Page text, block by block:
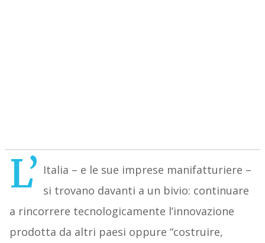
L’ Italia – e le sue imprese manifatturiere –
si trovano davanti a un bivio: continuare
a rincorrere tecnologicamente l’innovazione
prodotta da altri paesi oppure “costruire,